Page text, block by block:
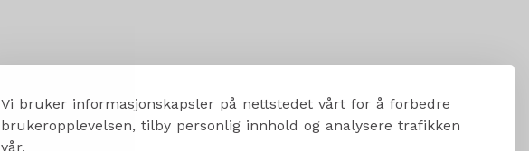
Vi bruker informasjonskapsler på nettstedet vårt for å forbedre
brukeropplevelsen, tilby personlig innhold og analysere trafikken
vår.